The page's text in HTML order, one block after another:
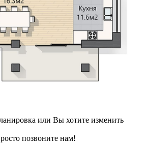
или Вы хотите изменить
позвоните нам!